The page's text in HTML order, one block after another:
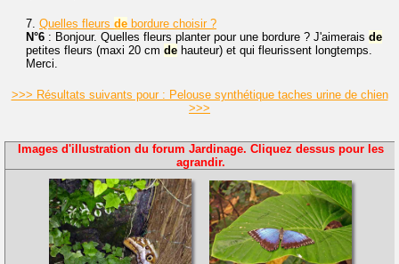
7. Quelles fleurs de bordure choisir ?
N°6 : Bonjour. Quelles fleurs planter pour une bordure ? J'aimerais de
petites fleurs (maxi 20 cm de hauteur) et qui fleurissent longtemps.
Merci.
>>> Résultats suivants pour : Pelouse synthétique taches urine de chien
>>>
Images d'illustration du forum Jardinage. Cliquez dessus pour les
agrandir.